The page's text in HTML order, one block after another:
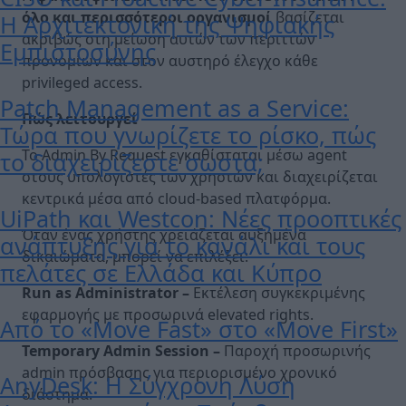
Η Αρχιτεκτονική της Ψηφιακής
Εμπιστοσύνης
Patch Management as a Service:
Τώρα που γνωρίζετε το ρίσκο, πώς
το διαχειρίζεστε σωστά;
UiPath και Westcon: Νέες προοπτικές
ανάπτυξης για το κανάλι και τους
πελάτες σε Ελλάδα και Κύπρο
Από το «Move Fast» στο «Move First»
AnyDesk: Η Σύγχρονη Λύση
όλο και περισσότεροι οργανισμοί βασίζεται
ακριβώς στη μείωση αυτών των περιττών
προνομίων και στον αυστηρό έλεγχο κάθε
privileged access.
Πώς λειτουργεί
Το Admin By Request εγκαθίσταται μέσω agent
στους υπολογιστές των χρηστών και διαχειρίζεται
κεντρικά μέσα από cloud-based πλατφόρμα.
Όταν ένας χρήστης χρειάζεται αυξημένα
δικαιώματα, μπορεί να επιλέξει:
Run as Administrator – Εκτέλεση συγκεκριμένης
εφαρμογής με προσωρινά elevated rights.
TemporaryAdmin Session – Παροχή προσωρινής
admin πρόσβασης για περιορισμένο χρονικό
διάστημα.